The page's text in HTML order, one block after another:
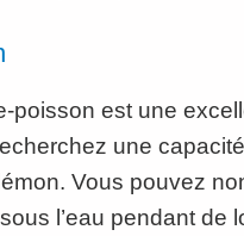
poisson est une
une
Vous pouvez
l’eau pendant de